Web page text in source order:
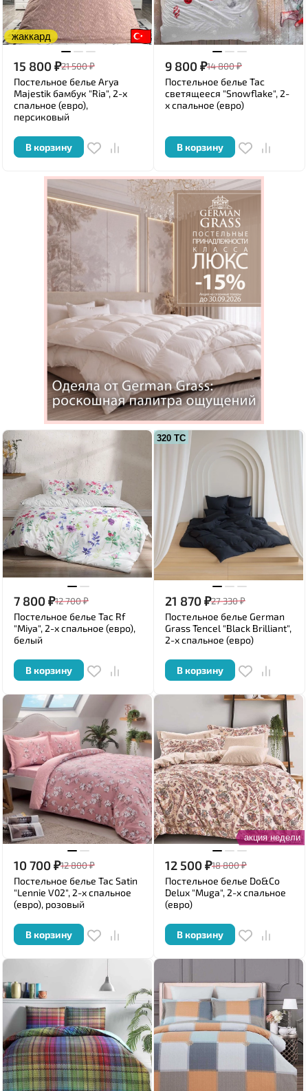
жаккард
15 800₽21 500₽
Постельное белье Arya
Majestik бамбук "Ria", 2-х
спальное (евро),
персиковый
В корзину
9 800₽14 800₽
Постельное белье Tac
светящееся "Snowflake", 2-
х спальное (евро)
В корзину
7 800₽12 700₽
Постельное белье Tac Rf
"Miya", 2-х спальное (евро),
белый
В корзину
320 ТС
21 870₽27 330₽
Постельное белье German
Grass Tencel "Black Brilliant",
2-х спальное (евро)
В корзину
10 700₽12 800₽
Постельное белье Tac Satin
"Lennie V02", 2-х спальное
(евро), розовый
В корзину
акция недели
12 500₽18 800₽
Постельное белье Do&Co
Delux "Muga", 2-х спальное
(евро)
В корзину